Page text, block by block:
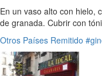
En un vaso alto con hielo,
de granada. Cubrir con
Otros Países Remitido